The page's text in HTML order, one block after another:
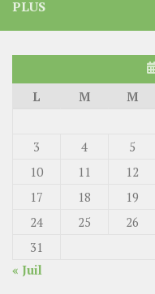
PLUS
L
M M
3
4 5
10
11 12
17
18 19
24
25 26
31
« Juil